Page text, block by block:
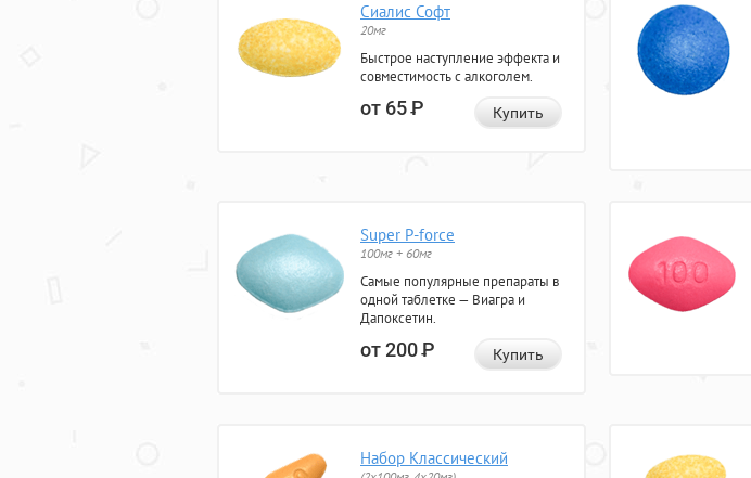
Сиалис Софт
20мг
Быстрое наступление эффекта и
совместимость с алкоголем.
от 65Р Купить
Super P-force
100мг + 60мг
Самые популярные препараты в
одной таблетке — Виагра и
Дапоксетин.
от 200Р Купить
Набор Классический